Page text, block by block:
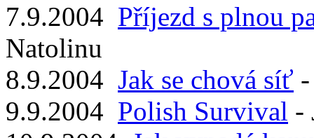
7.9.2004 Příjezd s plnou
Natolinu
8.9.2004 Jak se chová síť -
9.9.2004 Polish Survival -